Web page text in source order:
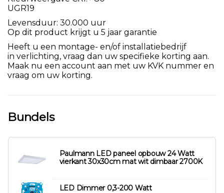
UGR19
Levensduur: 30.000 uur
Op dit product krijgt u 5 jaar garantie
Heeft u een montage- en/of installatiebedrijf
in verlichting, vraag dan uw specifieke korting aan.
Maak nu een account aan met uw KVK nummer en
vraag om uw korting.
Bundels
Paulmann LED paneel opbouw 24 Watt
vierkant 30x30cm mat wit dimbaar 2700K
LED Dimmer 0,3-200 Watt